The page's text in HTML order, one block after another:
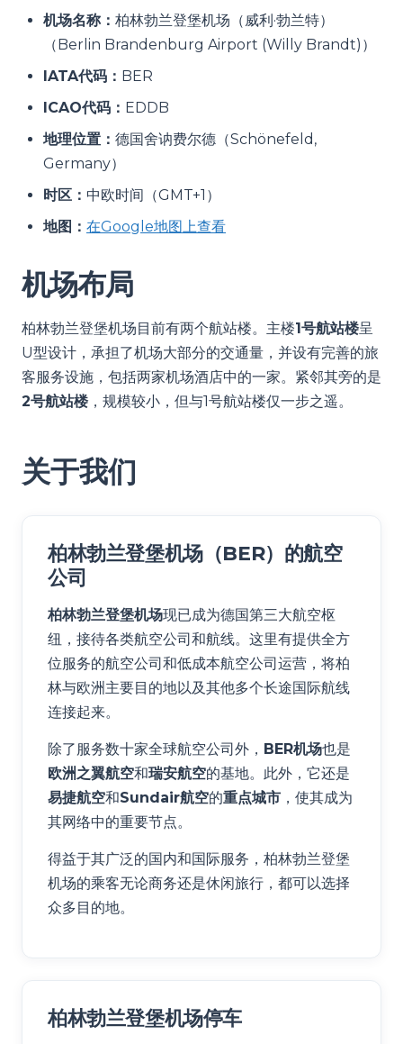
机场名称： 柏林勃兰登堡机场（威利·勃兰特）
（Berlin Brandenburg Airport (Willy Brandt)）
IATA代码： BER
ICAO代码： EDDB
地理位置： 德国舍讷费尔德（Schönefeld,
Germany）
时区： 中欧时间（GMT+1）
地图： 在Google地图上查看
机场布局
柏林勃兰登堡机场目前有两个航站楼。主楼1号航站楼呈
U型设计，承担了机场大部分的交通量，并设有完善的旅
客服务设施，包括两家机场酒店中的一家。紧邻其旁的是
2号航站楼 ，规模较小，但与1号航站楼仅一步之遥。
关于我们
柏林勃兰登堡机场（BER）的航空
公司
柏林勃兰登堡机场现已成为德国第三大航空枢
纽，接待各类航空公司和航线。这里有提供全方
位服务的航空公司和低成本航空公司运营，将柏
林与欧洲主要目的地以及其他多个长途国际航线
连接起来。
除了服务数十家全球航空公司外， BER机场也是
欧洲之翼航空和瑞安航空的基地。此外，它还是
易捷航空和Sundair航空的重点城市 ，使其成为
其网络中的重要节点。
得益于其广泛的国内和国际服务，柏林勃兰登堡
机场的乘客无论商务还是休闲旅行，都可以选择
众多目的地。
柏林勃兰登堡机场停车